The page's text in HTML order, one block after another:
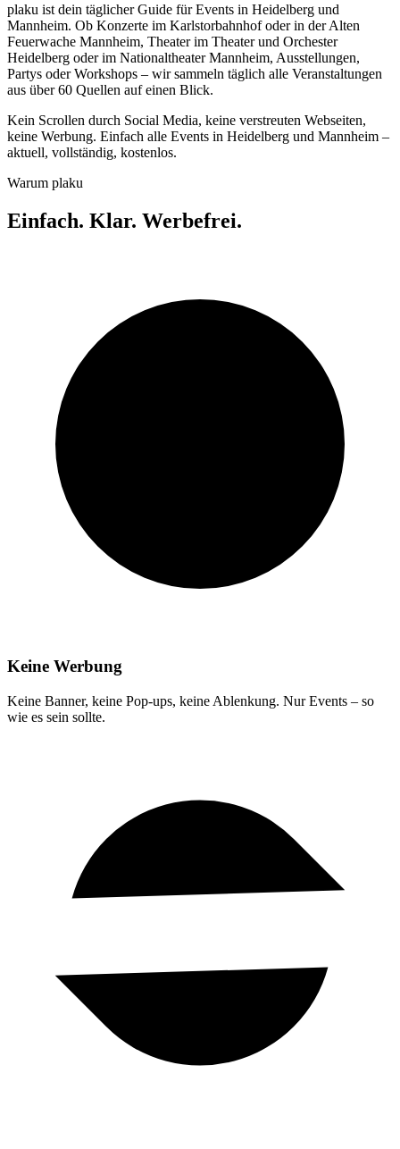
plaku ist dein täglicher Guide für Events in Heidelberg und
Mannheim. Ob Konzerte im Karlstorbahnhof oder in der Alten
Feuerwache Mannheim, Theater im Theater und Orchester
Heidelberg oder im Nationaltheater Mannheim, Ausstellungen,
Partys oder Workshops – wir sammeln täglich alle Veranstaltungen
aus über 60 Quellen auf einen Blick.
Kein Scrollen durch Social Media, keine verstreuten Webseiten,
keine Werbung. Einfach alle Events in Heidelberg und Mannheim –
aktuell, vollständig, kostenlos.
Warum plaku
Einfach. Klar. Werbefrei.
Keine Werbung
Keine Banner, keine Pop-ups, keine Ablenkung. Nur Events – so
wie es sein sollte.